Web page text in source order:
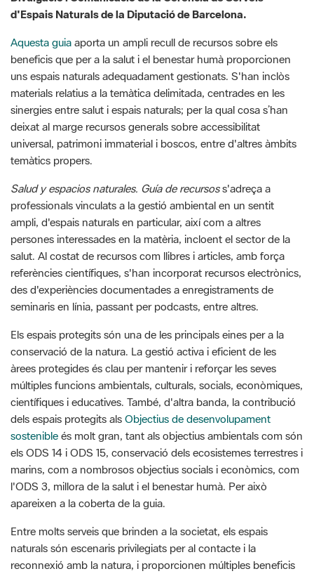
beneficis que per a la salut i el benestar humà proporcionen
uns espais naturals adequadament gestionats. S'han inclòs
materials relatius a la temàtica delimitada, centrades en les
sinergies entre salut i espais naturals; per la qual cosa s’han
deixat al marge recursos generals sobre accessibilitat
universal, patrimoni immaterial i boscos, entre d'altres àmbits
temàtics propers.
Salud y espacios naturales. Guía de recursos
s'adreça a
professionals vinculats a la gestió ambiental en un sentit
ampli, d'espais naturals en particular, així com a altres
persones interessades en la matèria, incloent el sector de la
salut. Al costat de recursos com llibres i articles, amb força
referències científiques, s'han incorporat recursos electrònics,
des d'experiències documentades a enregistraments de
seminaris en línia, passant per podcasts, entre altres.
Els espais protegits són una de les principals eines per a la
conservació de la natura. La gestió activa i eficient de les
àrees protegides és clau per mantenir i reforçar les seves
múltiples funcions ambientals, culturals, socials, econòmiques,
científiques i educatives. També, d'altra banda, la contribució
dels espais protegits als Objectius de desenvolupament
sostenibleés molt gran, tant als objectius ambientals com són
els ODS 14 i ODS 15, conservació dels ecosistemes terrestres i
marins, com a nombrosos objectius socials i econòmics, com
l'ODS 3, millora de la salut i el benestar humà. Per això
apareixen a la coberta de la guia.
Entre molts serveis que brinden a la societat, els espais
naturals són escenaris privilegiats per al contacte i la
reconnexió amb la natura, i proporcionen múltiples beneficis
per a la nostra salut i benestar en les seves dimensions
ambiental, social, física i mental i espiritual. Partint de la base
que la salut no és només l'absència de malaltia, sinó un estat